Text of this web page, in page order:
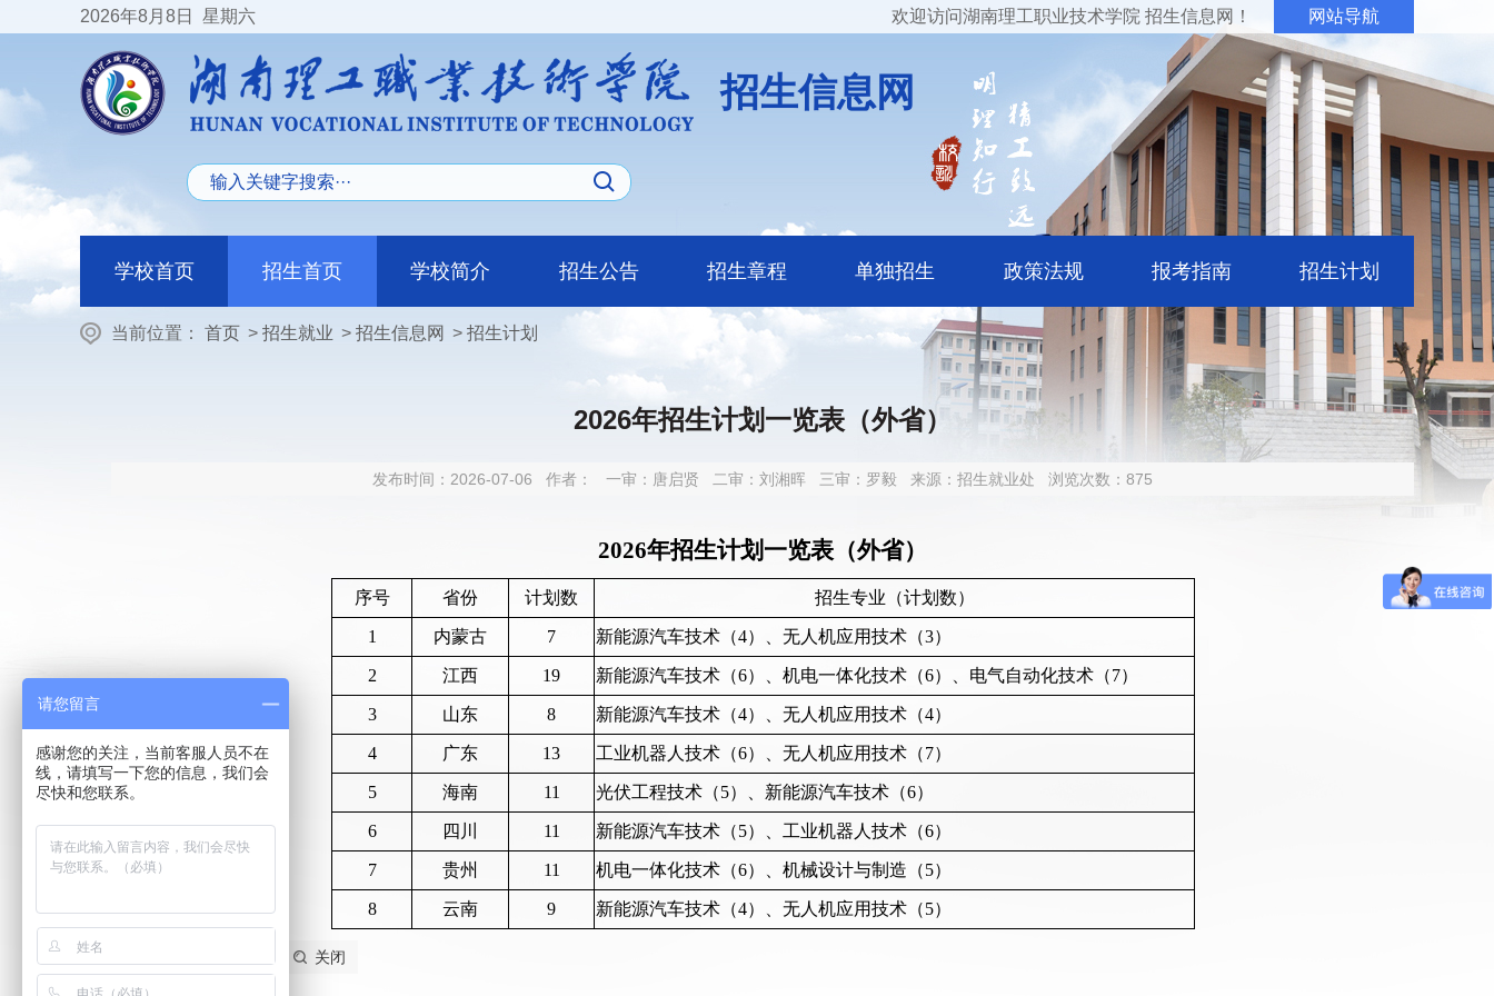
2026年8月8日 星期六 欢迎访问湖南理工职业技术学院 招生信息网！ 网站导航
招生信息网
学校首页 招生首页 学校简介 招生公告 招生章程 单独招生 政策法规 报考指南 招生计划
当前位置： 首页 > 招生就业 > 招生信息网 > 招生计划
2026年招生计划一览表（外省）
发布时间：2026-07-06 作者： 一审： 唐启贤 二审： 刘湘晖 三审： 罗毅 来源：招生就业处 浏览次数： 875
2026年招生计划一览表（外省）
序号 省份 计划数 招生专业（计划数）
1 内蒙古 7 新能源汽车技术（4）、无人机应用技术（3）
2 江西 19 新能源汽车技术（6）、机电一体化技术（6）、电气自动化技术（7）
3 山东 8 新能源汽车技术（4）、无人机应用技术（4）
4 广东 13 工业机器人技术（6）、无人机应用技术（7）
5 海南 11 光伏工程技术（5）、新能源汽车技术（6）
6 四川 11 新能源汽车技术（5）、工业机器人技术（6）
7 贵州 11 机电一体化技术（6）、机械设计与制造（5）
8 云南 9 新能源汽车技术（4）、无人机应用技术（5）
关闭
请您留言
感谢您的关注，当前客服人员不在
线，请填写一下您的信息，我们会
尽快和您联系。